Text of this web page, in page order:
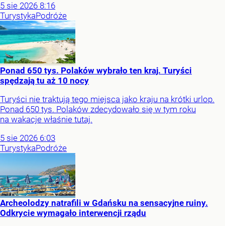
5 sie 2026 8:16
TurystykaPodróże
Ponad 650 tys. Polaków wybrało ten kraj. Turyści
spędzają tu aż 10 nocy
Turyści nie traktują tego miejsca jako kraju na krótki urlop.
Ponad 650 tys. Polaków zdecydowało się w tym roku
na wakacje właśnie tutaj.
5 sie 2026 6:03
TurystykaPodróże
Archeolodzy natrafili w Gdańsku na sensacyjne ruiny.
Odkrycie wymagało interwencji rządu